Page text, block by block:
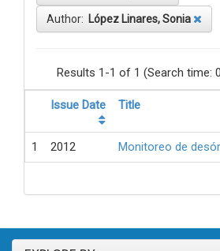
Author: López Linares, Sonia
Results 1-1 of 1 (Search time:
Issue Date Title
1 2012 Monitoreo de